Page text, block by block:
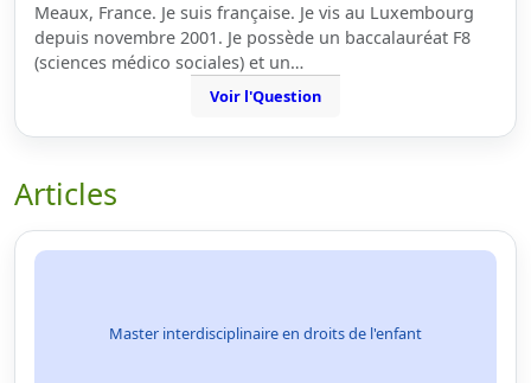
Meaux, France. Je suis française. Je vis au Luxembourg
depuis novembre 2001. Je possède un baccalauréat F8
(sciences médico sociales) et un…
Voir l'Question
Articles
Master interdisciplinaire en droits de l'enfant